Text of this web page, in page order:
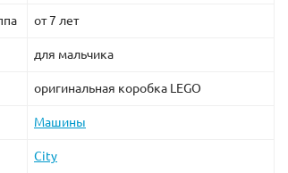
от 7 лет
для мальчика
оригинальная коробка LEGO
Машины
City